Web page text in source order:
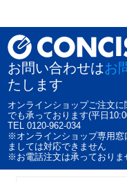
お問い合わせはお
たします
オンラインショップご注文
でも承っております(平日
TEL 0120-962-034
※オンラインショップ専用窓
ましては対応できません
※お電話注文は承っておりま